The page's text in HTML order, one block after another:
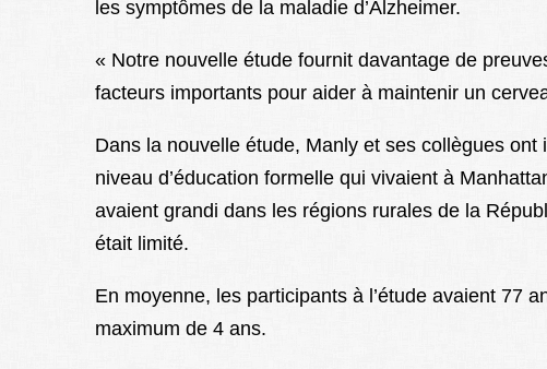
les symptômes de la maladie d’Alzheimer.
« Notre nouvelle étude fournit davantage de
facteurs importants pour aider à maintenir un
Dans la nouvelle étude, Manly et ses collègues
niveau d’éducation formelle qui vivaient à
avaient grandi dans les régions rurales de la
était limité.
En moyenne, les participants à l’étude avaient 77
maximum de 4 ans.